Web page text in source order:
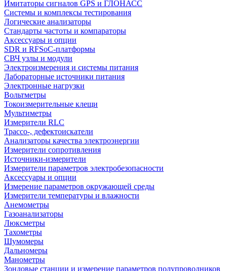
Имитаторы сигналов GPS и ГЛОНАСС
Системы и комплексы тестирования
Логические анализаторы
Стандарты частоты и компараторы
Аксессуары и опции
SDR и RFSoC‑платформы
СВЧ узлы и модули
Электроизмерения и системы питания
Лабораторные источники питания
Электронные нагрузки
Вольтметры
Токоизмерительные клещи
Мультиметры
Измерители RLC
Трассо-, дефектоискатели
Анализаторы качества электроэнергии
Измерители сопротивления
Источники-измерители
Измерители параметров электробезопасности
Аксессуары и опции
Измерение параметров окружающей среды
Измерители температуры и влажности
Анемометры
Газоанализаторы
Люксметры
Тахометры
Шумомеры
Дальномеры
Манометры
Зондовые станции и измерение параметров полупроводников